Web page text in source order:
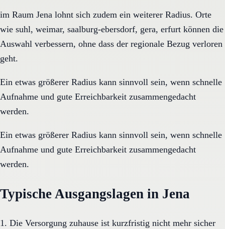
im Raum Jena lohnt sich zudem ein weiterer Radius. Orte
wie suhl, weimar, saalburg-ebersdorf, gera, erfurt können die
Auswahl verbessern, ohne dass der regionale Bezug verloren
geht.
Ein etwas größerer Radius kann sinnvoll sein, wenn schnelle
Aufnahme und gute Erreichbarkeit zusammengedacht
werden.
Ein etwas größerer Radius kann sinnvoll sein, wenn schnelle
Aufnahme und gute Erreichbarkeit zusammengedacht
werden.
Typische Ausgangslagen in Jena
1. Die Versorgung zuhause ist kurzfristig nicht mehr sicher